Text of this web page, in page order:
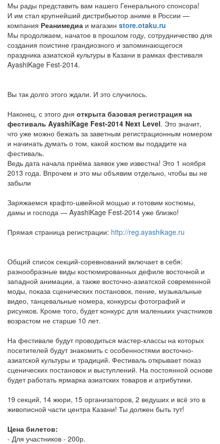
Мы рады представить вам нашего Генерального спонсора!
И им стал крупнейший дистрибьютор аниме в России —
компания Реанимедиа и магазин store.otaku.ru
Мы продолжаем, начатое в прошлом году, сотрудничество для
создания поистине грандиозного и запоминающегося
праздника азиатской культуры в Казани в рамках фестиваля
AyashiKage Fest-2014.
Вы так долго этого ждали. И это случилось.
Наконец, с этого дня открыта базовая регистрация на
фестиваль AyashiKage Fest-2014 Next Level. Это значит,
что уже можно бежать за заветным регистрационным номером
и начинать думать о том, какой костюм вы подадите на
фестиваль.
Ведь дата начала приёма заявок уже известна! Это 1 ноября
2013 года. Впрочем и это мы объявим отдельно, чтобы вы не
забыли
Заряжаемся крафто-швейной мощью и готовим костюмы,
дамы и господа — AyashiKage Fest-2014 уже близко!
Прямая страница регистрации: http://reg.ayashikage.ru
Общий список секций-соревнований включает в себя:
разнообразные виды костюмированных дефиле восточной и
западной анимации, а также восточно-азиатской современной
моды, показа сценических постановок, пение, музыкальные
видео, танцевальные номера, конкурсы фотографий и
рисунков. Кроме того, будет конкурс для маленьких участников
возрастом не старше 10 лет.
На фестивале будут проводиться мастер-классы на которых
посетителей будут знакомить с особенностями восточно-
азиатской культуры и традиций. Фестиваль открывает показ
сценических постановок и выступлений. На постоянной основе
будет работать ярмарка азиатских товаров и атрибутики.
19 секций, 14 жюри, 15 организаторов, 2 ведуших и всё это в
живописной части центра Казани! Ты должен быть тут!
Цена билетов:
- Для участников - 200р.